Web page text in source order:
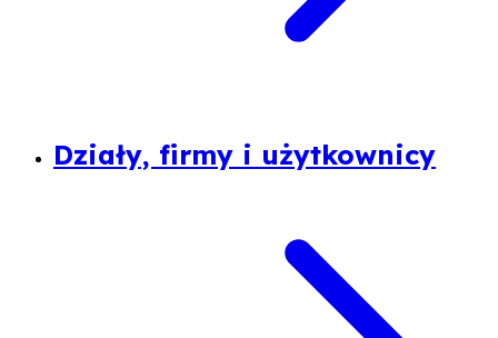
Działy, firmy i użytkownicy